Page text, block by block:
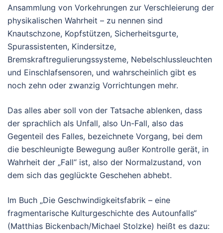
Ansammlung von Vorkehrungen zur Verschleierung der
physikalischen Wahrheit – zu nennen sind
Knautschzone, Kopfstützen, Sicherheitsgurte,
Spurassistenten, Kindersitze,
Bremskraftregulierungssysteme, Nebelschlussleuchten
und Einschlafsensoren, und wahrscheinlich gibt es
noch zehn oder zwanzig Vorrichtungen mehr.
Das alles aber soll von der Tatsache ablenken, dass
der sprachlich als Unfall, also Un-Fall, also das
Gegenteil des Falles, bezeichnete Vorgang, bei dem
die beschleunigte Bewegung außer Kontrolle gerät, in
Wahrheit der „Fall“ ist, also der Normalzustand, von
dem sich das geglückte Geschehen abhebt.
Im Buch „Die Geschwindigkeitsfabrik – eine
fragmentarische Kulturgeschichte des Autounfalls“
(Matthias Bickenbach/Michael Stolzke) heißt es dazu: